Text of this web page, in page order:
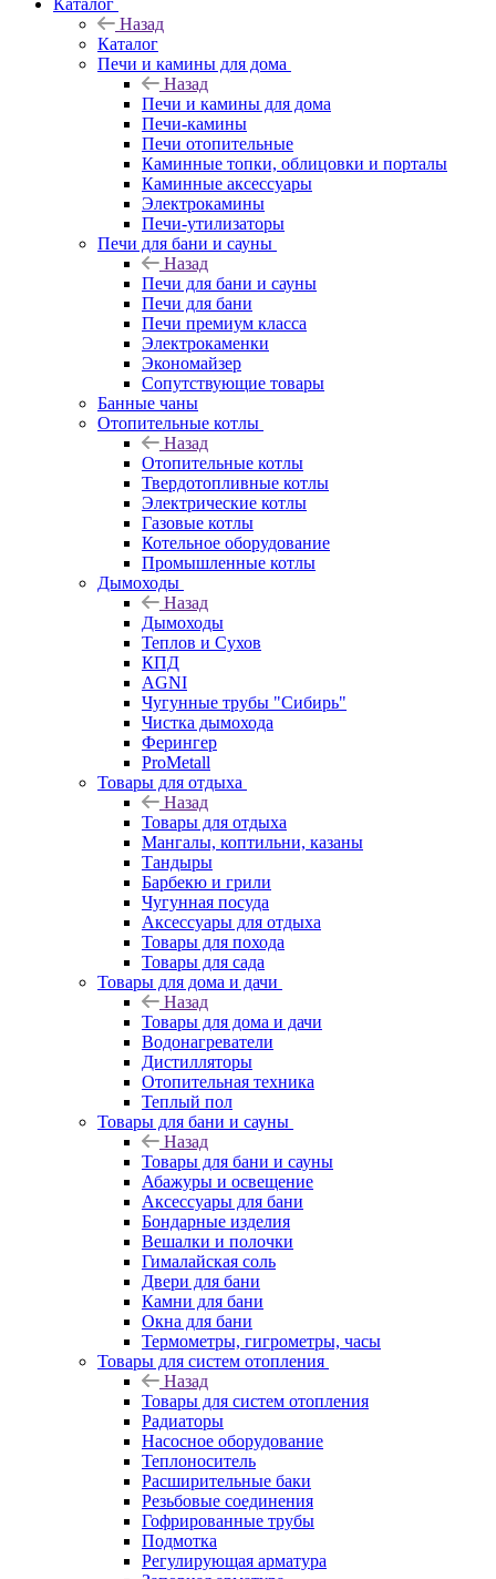
Каталог
Назад
Каталог
Печи и камины для дома
Назад
Печи и камины для дома
Печи-камины
Печи отопительные
Каминные топки, облицовки и порталы
Каминные аксессуары
Электрокамины
Печи-утилизаторы
Печи для бани и сауны
Назад
Печи для бани и сауны
Печи для бани
Печи премиум класса
Электрокаменки
Экономайзер
Сопутствующие товары
Банные чаны
Отопительные котлы
Назад
Отопительные котлы
Твердотопливные котлы
Электрические котлы
Газовые котлы
Котельное оборудование
Промышленные котлы
Дымоходы
Назад
Дымоходы
Теплов и Сухов
КПД
AGNI
Чугунные трубы "Сибирь"
Чистка дымохода
Ферингер
ProMetall
Товары для отдыха
Назад
Товары для отдыха
Мангалы, коптильни, казаны
Тандыры
Барбекю и грили
Чугунная посуда
Аксессуары для отдыха
Товары для похода
Товары для сада
Товары для дома и дачи
Назад
Товары для дома и дачи
Водонагреватели
Дистилляторы
Отопительная техника
Теплый пол
Товары для бани и сауны
Назад
Товары для бани и сауны
Абажуры и освещение
Аксессуары для бани
Бондарные изделия
Вешалки и полочки
Гималайская соль
Двери для бани
Камни для бани
Окна для бани
Термометры, гигрометры, часы
Товары для систем отопления
Назад
Товары для систем отопления
Радиаторы
Насосное оборудование
Теплоноситель
Расширительные баки
Резьбовые соединения
Гофрированные трубы
Подмотка
Регулирующая арматура